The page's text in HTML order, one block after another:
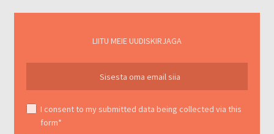
LIITU MEIE UUDISKIRJAGA
I consent to my submitted data being collected via this
form*